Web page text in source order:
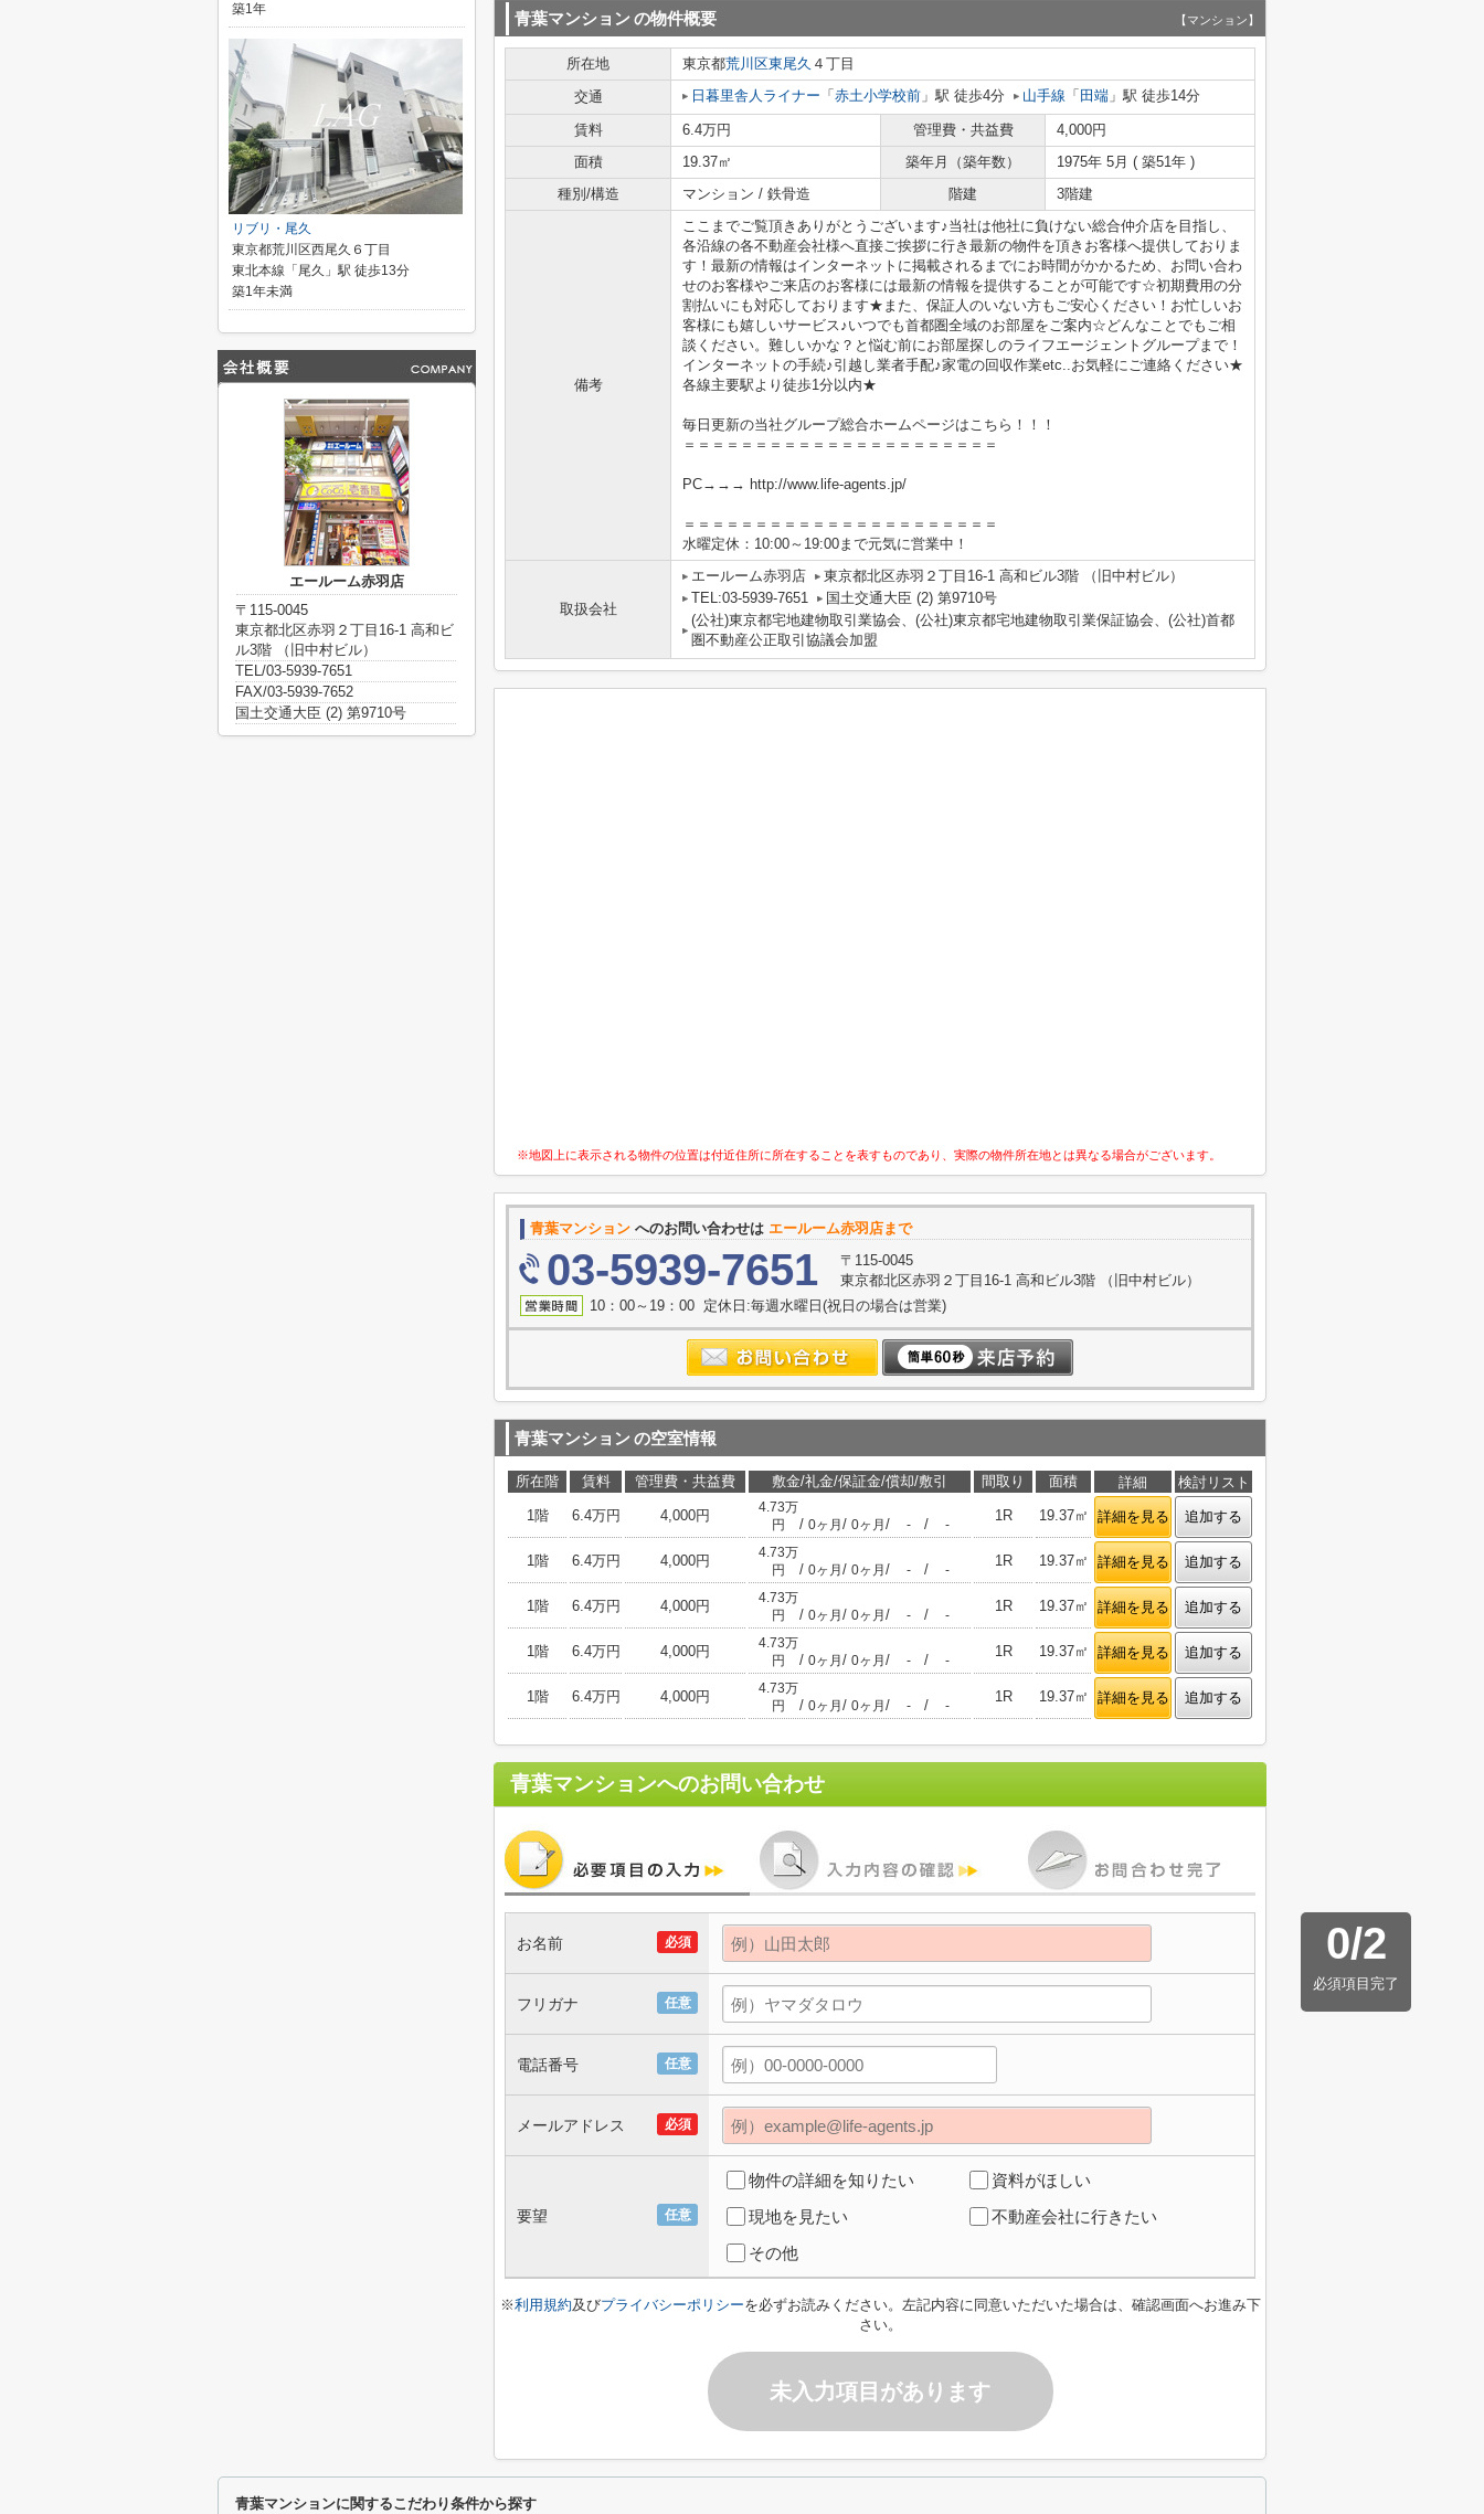
青葉マンションの物件概要 【マンション】
所在地 東京都荒川区東尾久 ４丁目
交通
日暮里舎人ライナー 「 赤土小学校前 」駅 徒歩4分 山手線 「 田端 」駅 徒歩14分
賃料 6.4万円 管理費・共益費
4,000円
面積
19.37㎡ 築年月（築年数）
1975年 5月 ( 築51年 )
種別/構造
マンション / 鉄骨造 階建 3階建
備考
ここまでご覧頂きありがとうございます♪当社は他社に負けない総合仲介店を目指し、
各沿線の各不動産会社様へ直接ご挨拶に行き最新の物件を頂きお客様へ提供しておりま
す！最新の情報はインターネットに掲載されるまでにお時間がかかるため、お問い合わ
せのお客様やご来店のお客様には最新の情報を提供することが可能です☆初期費用の分
割払いにも対応しております★また、保証人のいない方もご安心ください！お忙しいお
客様にも嬉しいサービス♪いつでも首都圏全域のお部屋をご案内☆どんなことでもご相
談ください。難しいかな？と悩む前にお部屋探しのライフエージェントグループまで！
インターネットの手続♪引越し業者手配♪家電の回収作業etc..お気軽にご連絡ください★
各線主要駅より徒歩1分以内★
毎日更新の当社グループ総合ホームページはこちら！！！
＝＝＝＝＝＝＝＝＝＝＝＝＝＝＝＝＝＝＝＝＝＝
PC→→→ http://www.life-agents.jp/
＝＝＝＝＝＝＝＝＝＝＝＝＝＝＝＝＝＝＝＝＝＝
水曜定休：10:00～19:00まで元気に営業中！
取扱会社
エールーム赤羽店
東京都北区赤羽２丁目16-1 高和ビル3階 （旧中村ビル）
TEL:03-5939-7651
国土交通大臣 (2) 第9710号
(公社)東京都宅地建物取引業協会、(公社)東京都宅地建物取引業保証協会、(公社)首都
圏不動産公正取引協議会加盟
※地図上に表示される物件の位置は付近住所に所在することを表すものであり、実際の物件所在地とは異なる場合がございます。
青葉マンション へのお問い合わせは エールーム赤羽店まで
03-5939-7651
〒115-0045
東京都北区赤羽２丁目16-1 高和ビル3階 （旧中村ビル）
10：00～19：00 定休日:毎週水曜日(祝日の場合は営業)
青葉マンションの空室情報
所在階 賃料 管理費・共益費 敷金/礼金/保証金/償却/敷引 間取り 面積 詳細
検討リスト
1階
6.4万円 4,000円
4.73万
円
/ 0ヶ月 / 0ヶ月 / - / -
1R 19.37㎡ 詳細を見る 追加する
1階 6.4万円 4,000円
4.73万
円
/ 0ヶ月 / 0ヶ月 / - / -
1R 19.37㎡ 詳細を見る 追加する
1階 6.4万円 4,000円
4.73万
円
/ 0ヶ月 / 0ヶ月 / - / -
1R 19.37㎡ 詳細を見る 追加する
1階 6.4万円 4,000円
4.73万
円
/ 0ヶ月 / 0ヶ月 / - / -
1R 19.37㎡ 詳細を見る 追加する
1階 6.4万円 4,000円
4.73万
円
/ 0ヶ月 / 0ヶ月 / - / -
1R 19.37㎡ 詳細を見る 追加する
青葉マンションへのお問い合わせ
0/2
必須項目完了
必須
お名前
任意
フリガナ
任意
電話番号
必須
メールアドレス
任意
要望
物件の詳細を知りたい
資料がほしい
現地を見たい
不動産会社に行きたい
その他
※利用規約及びプライバシーポリシーを必ずお読みください。左記内容に同意いただいた場合は、確認画面へお進み下
さい。
未入力項目があります
築1年
リブリ・尾久
東京都荒川区西尾久６丁目
東北本線「尾久」駅 徒歩13分
築1年未満
エールーム赤羽店
〒115-0045
東京都北区赤羽２丁目16-1 高和ビ
ル3階 （旧中村ビル）
TEL/03-5939-7651
FAX/03-5939-7652
国土交通大臣 (2) 第9710号
青葉マンションに関するこだわり条件から探す